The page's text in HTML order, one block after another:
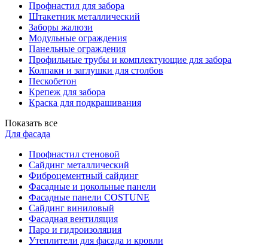
Профнастил для забора
Штакетник металлический
Заборы жалюзи
Модульные ограждения
Панельные ограждения
Профильные трубы и комплектующие для забора
Колпаки и заглушки для столбов
Пескобетон
Крепеж для забора
Краска для подкрашивания
Показать все
Для фасада
Профнастил стеновой
Сайдинг металлический
Фиброцементный сайдинг
Фасадные и цокольные панели
Фасадные панели COSTUNE
Сайдинг виниловый
Фасадная вентиляция
Паро и гидроизоляция
Утеплители для фасада и кровли